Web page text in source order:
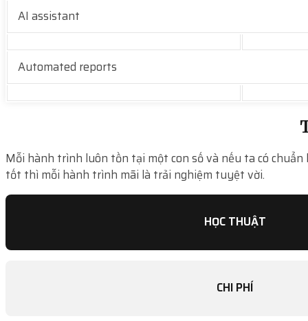
AI assistant
Automated reports
Mỗi hành trình luôn tồn tại một con số và nếu ta có chuẩn
tốt thì mỗi hành trình mãi là trải nghiệm tuyệt vời.
HỌC THUẬT
CHI PHÍ